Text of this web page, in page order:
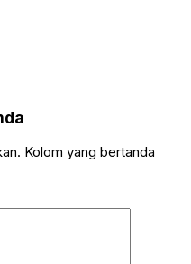
Kolom yang bertanda